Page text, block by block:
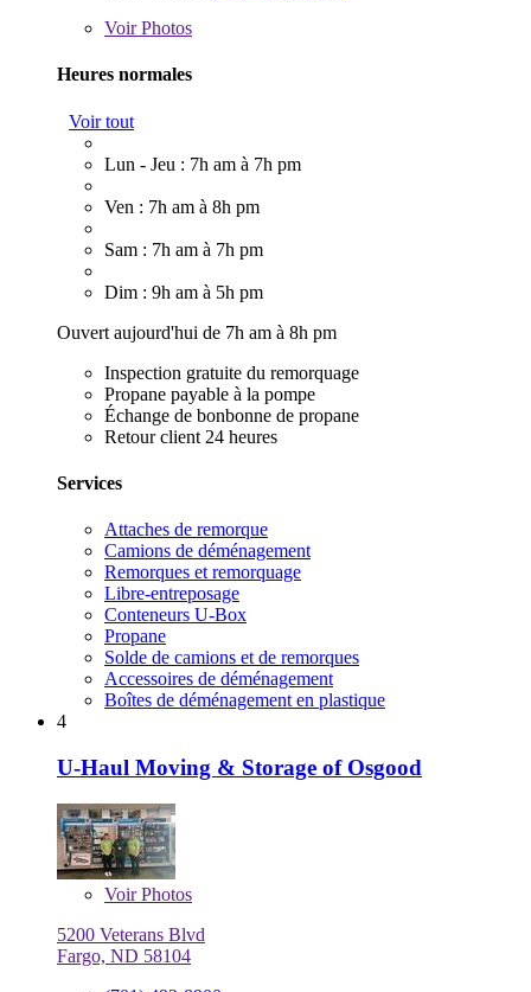
VoirPhotos
Heures normales
Voir tout
Lun - Jeu : 7h am à 7h pm
Ven : 7h am à 8h pm
Sam : 7h am à 7h pm
Dim : 9h am à 5h pm
Ouvert aujourd'hui de 7h am à 8h pm
Inspection gratuite du remorquage
Propane payable à la pompe
Échange de bonbonne de propane
Retour client 24 heures
Services
Attaches de remorque
Camions de déménagement
Remorques et remorquage
Libre-entreposage
Conteneurs U-Box
Propane
Solde de camions et de remorques
Accessoires de déménagement
Boîtes de déménagement en plastique
4
U-Haul Moving & Storage of Osgood
VoirPhotos
5200 Veterans Blvd
Fargo, ND 58104